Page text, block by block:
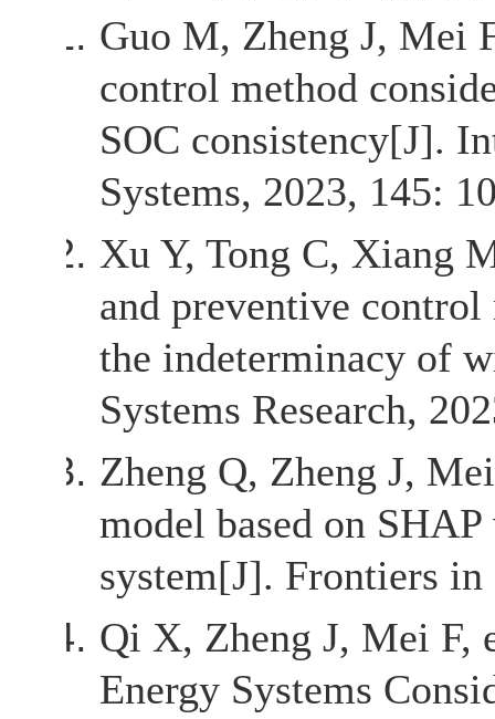
Guo M, Zheng J, Mei
control method
SOC consistency[J].
Systems, 2023, 145:
Xu Y, Tong C, Xiang
and preventive
the indeterminacy of
Systems Research,
Zheng Q, Zheng J,
model based on
system[J]. Frontiers in
Qi X, Zheng J, Mei F,
Energy Systems